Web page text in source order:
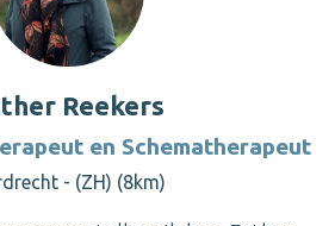
Reekers
en Schematherapeut
- (ZH) (8km)